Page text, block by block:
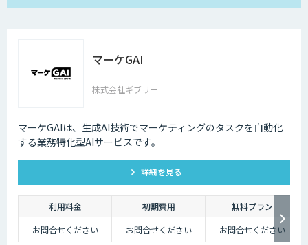
マーケGAI
株式会社ギブリー
マーケGAIは、生成AI技術でマーケティングのタスクを自動化
する業務特化型AIサービスです。
詳細を見る
利用料金 初期費用
無料プラン
お問合せください
お問合せください お問合せください